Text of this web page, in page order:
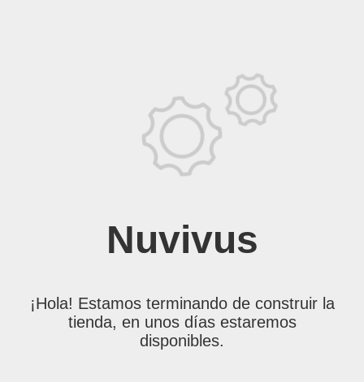
Nuvivus
¡Hola! Estamos terminando de construir la
tienda, en unos días estaremos
disponibles.